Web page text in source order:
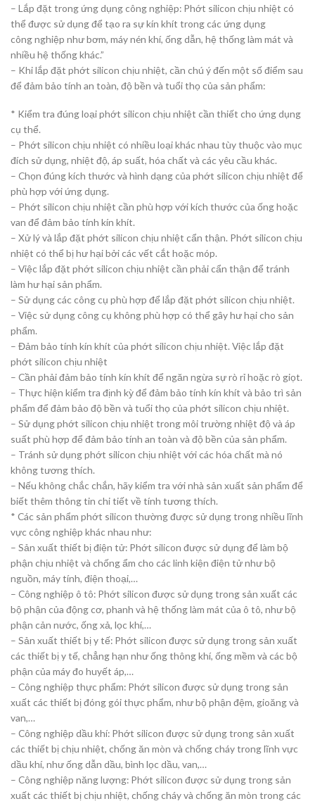
– Lắp đặt trong ứng dụng công nghiệp: Phớt silicon chịu nhiệt có
thể được sử dụng để tạo ra sự kín khít trong các ứng dụng
công nghiệp như bơm, máy nén khí, ống dẫn, hệ thống làm mát và
nhiều hệ thống khác.”
– Khi lắp đặt phớt silicon chịu nhiệt, cần chú ý đến một số điểm sau
để đảm bảo tính an toàn, độ bền và tuổi thọ của sản phẩm:
* Kiểm tra đúng loại phớt silicon chịu nhiệt cần thiết cho ứng dụng
cụ thể.
– Phớt silicon chịu nhiệt có nhiều loại khác nhau tùy thuộc vào mục
đích sử dụng, nhiệt độ, áp suất, hóa chất và các yêu cầu khác.
– Chọn đúng kích thước và hình dạng của phớt silicon chịu nhiệt để
phù hợp với ứng dụng.
– Phớt silicon chịu nhiệt cần phù hợp với kích thước của ống hoặc
van để đảm bảo tính kín khít.
– Xử lý và lắp đặt phớt silicon chịu nhiệt cẩn thận. Phớt silicon chịu
nhiệt có thể bị hư hại bởi các vết cắt hoặc móp.
– Việc lắp đặt phớt silicon chịu nhiệt cần phải cẩn thận để tránh
làm hư hại sản phẩm.
– Sử dụng các công cụ phù hợp để lắp đặt phớt silicon chịu nhiệt.
– Việc sử dụng công cụ không phù hợp có thể gây hư hại cho sản
phẩm.
– Đảm bảo tính kín khít của phớt silicon chịu nhiệt. Việc lắp đặt
phớt silicon chịu nhiệt
– Cần phải đảm bảo tính kín khít để ngăn ngừa sự rò rỉ hoặc rò giọt.
– Thực hiện kiểm tra định kỳ để đảm bảo tính kín khít và bảo trì sản
phẩm để đảm bảo độ bền và tuổi thọ của phớt silicon chịu nhiệt.
– Sử dụng phớt silicon chịu nhiệt trong môi trường nhiệt độ và áp
suất phù hợp để đảm bảo tính an toàn và độ bền của sản phẩm.
– Tránh sử dụng phớt silicon chịu nhiệt với các hóa chất mà nó
không tương thích.
– Nếu không chắc chắn, hãy kiểm tra với nhà sản xuất sản phẩm để
biết thêm thông tin chi tiết về tính tương thích.
* Các sản phẩm phớt silicon thường được sử dụng trong nhiều lĩnh
vực công nghiệp khác nhau như:
– Sản xuất thiết bị điện tử: Phớt silicon được sử dụng để làm bộ
phận chịu nhiệt và chống ẩm cho các linh kiện điện tử như bộ
nguồn, máy tính, điện thoại,…
– Công nghiệp ô tô: Phớt silicon được sử dụng trong sản xuất các
bộ phận của động cơ, phanh và hệ thống làm mát của ô tô, như bộ
phận cản nước, ống xả, lọc khí,…
– Sản xuất thiết bị y tế: Phớt silicon được sử dụng trong sản xuất
các thiết bị y tế, chẳng hạn như ống thông khí, ống mềm và các bộ
phận của máy đo huyết áp,…
– Công nghiệp thực phẩm: Phớt silicon được sử dụng trong sản
xuất các thiết bị đóng gói thực phẩm, như bộ phận đệm, gioăng và
van,…
– Công nghiệp dầu khí: Phớt silicon được sử dụng trong sản xuất
các thiết bị chịu nhiệt, chống ăn mòn và chống cháy trong lĩnh vực
dầu khí, như ống dẫn dầu, bình lọc dầu, van,…
– Công nghiệp năng lượng: Phớt silicon được sử dụng trong sản
xuất các thiết bị chịu nhiệt, chống cháy và chống ăn mòn trong các